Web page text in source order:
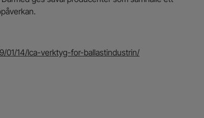
01/14/lca-verktyg-for-ballastindustrin/